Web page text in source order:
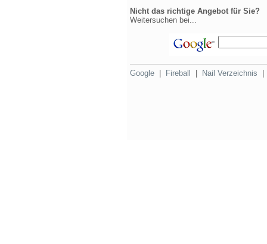
Nicht das richtige Angebot für Sie?
Weitersuchen bei...
Google | Fireball | Nail Verzeichnis